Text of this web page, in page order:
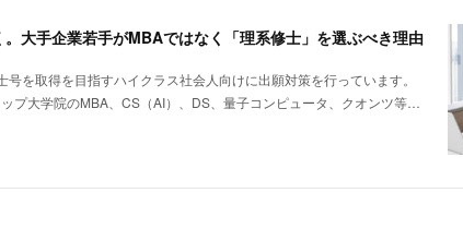
。大手企業若手がMBAではなく「理系修士」を選ぶべき理由
を取得を目指すハイクラス社会人向けに出願対策を行っています。
プ大学院のMBA、CS（AI）、DS、量子コンピュータ、クオンツ等…